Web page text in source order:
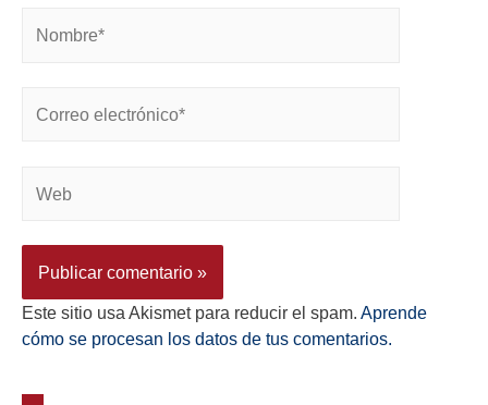
Este sitio usa Akismet para reducir el spam. Aprende
cómo se procesan los datos de tus comentarios.